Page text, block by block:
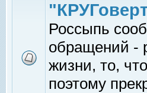
Россыпь
обращений -
жизни, то,
поэтому